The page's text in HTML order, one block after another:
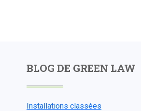
BLOG DE GREEN LAW
Installations classées